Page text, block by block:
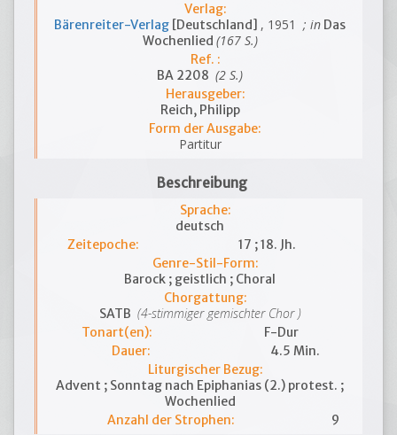
Verlag:
Bärenreiter-Verlag [Deutschland] , 1951 ; in Das
Wochenlied (167 S.)
Ref. :
BA 2208 (2 S.)
Herausgeber:
Reich, Philipp
Form der Ausgabe:
Partitur
Beschreibung
Sprache:
deutsch
Zeitepoche:
17 ; 18. Jh.
Genre-Stil-Form:
Barock ; geistlich ; Choral
Chorgattung:
SATB (4-stimmiger gemischter Chor )
Tonart(en):
F-Dur
Dauer:
4.5 Min.
Liturgischer Bezug:
Advent ; Sonntag nach Epiphanias (2.) protest. ;
Wochenlied
Anzahl der Strophen:
9